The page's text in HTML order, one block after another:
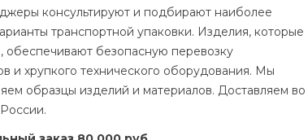
консультируют и подбирают наиболее
транспортной упаковки. Изделия, которые
обеспечивают безопасную перевозку
и хрупкого технического оборудования. Мы
образцы изделий и материалов. Доставляем во